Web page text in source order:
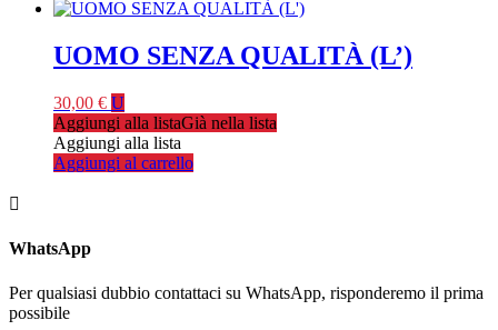
UOMO SENZA QUALITÀ (L’)
30,00 € U
Aggiungi alla listaGià nella lista
Aggiungi alla lista
Aggiungi al carrello

WhatsApp
Per qualsiasi dubbio contattaci su WhatsApp, risponderemo il prima
possibile